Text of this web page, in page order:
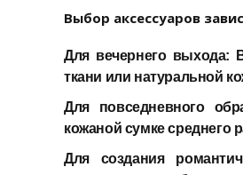
Выбор аксессуаров
Для вечернего выхода:
ткани или натуральной
Для повседневного
кожаной сумке среднего
Для создания